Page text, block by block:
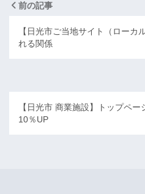
前の記事
【日光市ご当地サイト（ローカ
れる関係
【日光市 商業施設】トップペ
10％UP